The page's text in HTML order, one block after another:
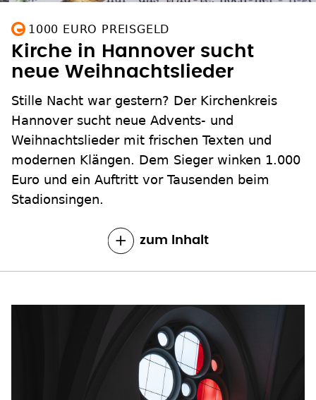
1000 EURO PREISGELD
Kirche in Hannover sucht
neue Weihnachtslieder
Stille Nacht war gestern? Der Kirchenkreis
Hannover sucht neue Advents- und
Weihnachtslieder mit frischen Texten und
modernen Klängen. Dem Sieger winken 1.000
Euro und ein Auftritt vor Tausenden beim
Stadionsingen.
zum Inhalt